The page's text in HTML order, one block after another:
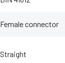
Female connector
Straight